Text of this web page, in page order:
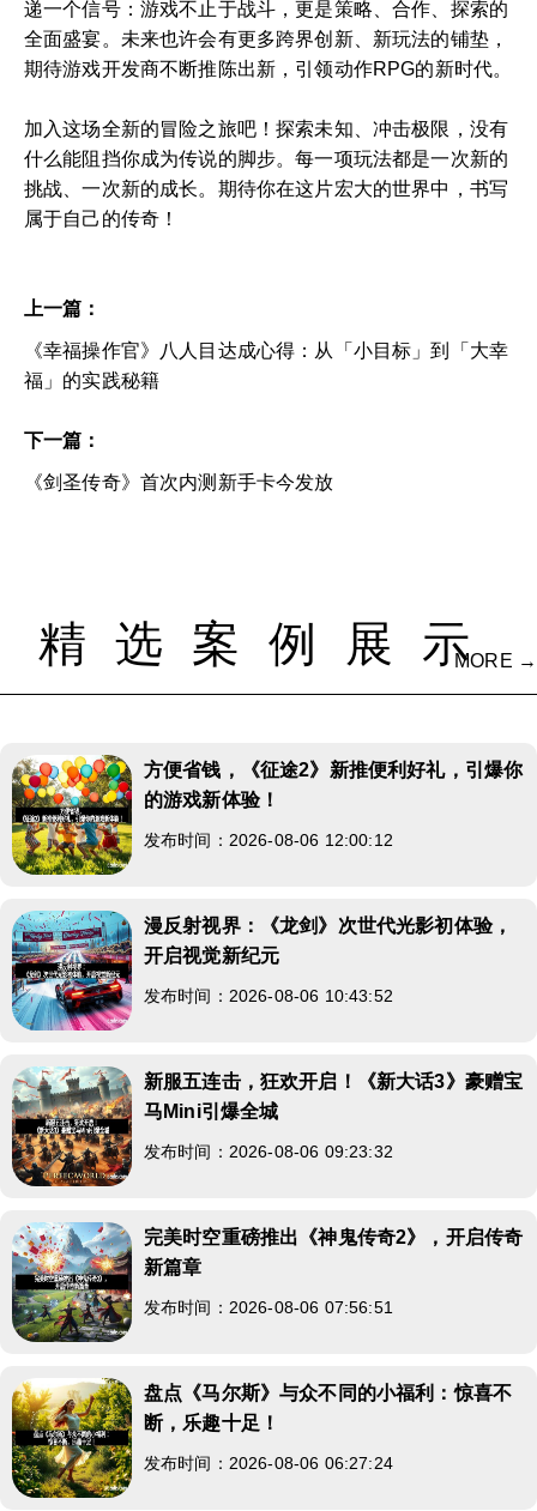
递一个信号：游戏不止于战斗，更是策略、合作、探索的
全面盛宴。未来也许会有更多跨界创新、新玩法的铺垫，
期待游戏开发商不断推陈出新，引领动作RPG的新时代。
加入这场全新的冒险之旅吧！探索未知、冲击极限，没有
什么能阻挡你成为传说的脚步。每一项玩法都是一次新的
挑战、一次新的成长。期待你在这片宏大的世界中，书写
属于自己的传奇！
上一篇：
《幸福操作官》八人目达成心得：从「小目标」到「大幸
福」的实践秘籍
下一篇：
《剑圣传奇》首次内测新手卡今发放
精选案例展示MORE →
方便省钱，《征途2》新推便利好礼，引爆你
的游戏新体验！
发布时间：2026-08-06 12:00:12
漫反射视界：《龙剑》次世代光影初体验，
开启视觉新纪元
发布时间：2026-08-06 10:43:52
新服五连击，狂欢开启！《新大话3》豪赠宝
马Mini引爆全城
发布时间：2026-08-06 09:23:32
完美时空重磅推出《神鬼传奇2》，开启传奇
新篇章
发布时间：2026-08-06 07:56:51
盘点《马尔斯》与众不同的小福利：惊喜不
断，乐趣十足！
发布时间：2026-08-06 06:27:24